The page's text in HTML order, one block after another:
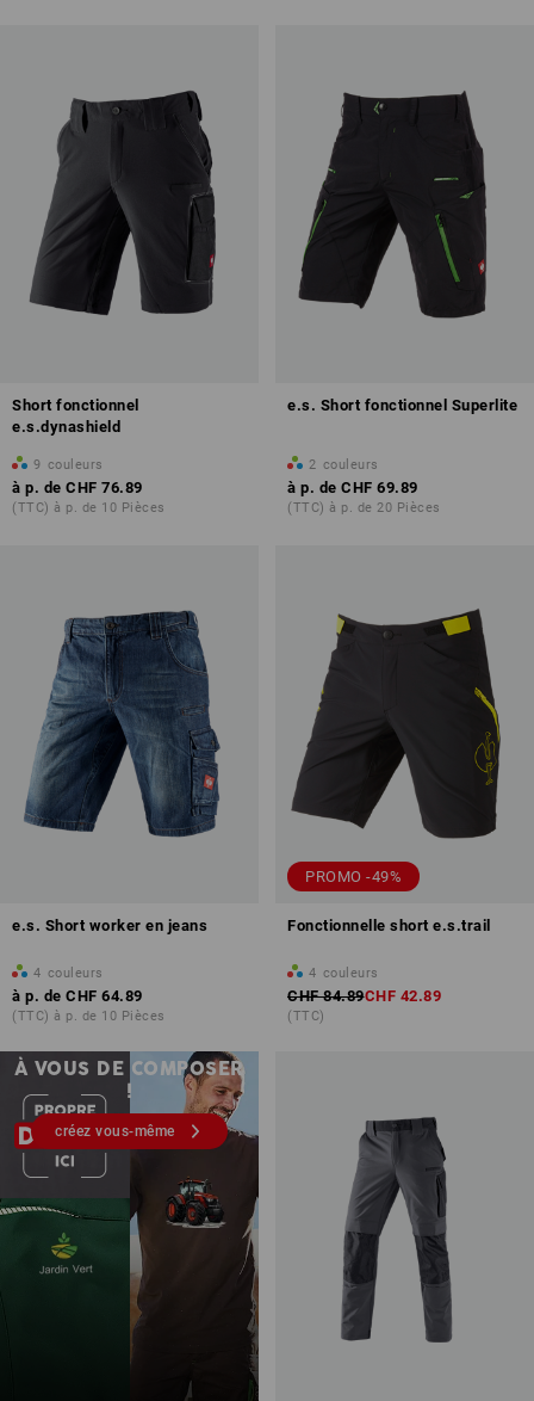
Short fonctionnel
e.s.dynashield
9 couleurs
à p. de CHF 76.89
(TTC) à p. de 10 Pièces
e.s. Short fonctionnel Superlite
2 couleurs
à p. de CHF 69.89
(TTC) à p. de 20 Pièces
e.s. Short worker en jeans
4 couleurs
à p. de CHF 64.89
(TTC) à p. de 10 Pièces
PROMO -49%
Fonctionnelle short e.s.trail
4 couleurs
CHF 84.89CHF 42.89
(TTC)
Impression & broderie – à
À VOUS DE COMPOSER
!
créez vous-même